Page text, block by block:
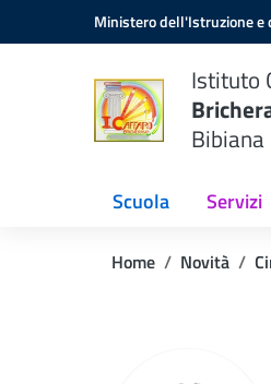
Vai ai contenuti
Vai al menu di navigazione
Ministero dell'Istruzione e
Istituto
Scuola Servizi
Home Novità